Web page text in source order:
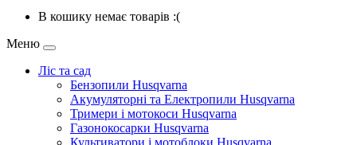
В кошику немає товарів :(
Меню
Ліс та сад
Бензопили Husqvarna
Акумуляторні та Електропили Husqvarna
Тримери і мотокоси Husqvarna
Газонокосарки Husqvarna
Культиватори і мотоблоки Husqvarna